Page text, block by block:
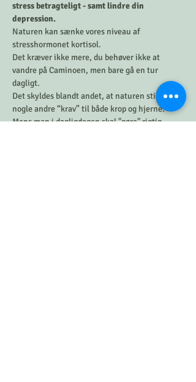
stress betragteligt - samt lindre din
depression.
Naturen kan sænke vores niveau af
stresshormonet kortisol.
Det kræver ikke mere, du behøver ikke at
vandre på Caminoen, men bare gå en tur
dagligt.
Det skyldes blandt andet, at naturen stiller
nogle andre “krav” til både krop og hjerne.
Mens man i dagligdagen skal "gøre" rigtig